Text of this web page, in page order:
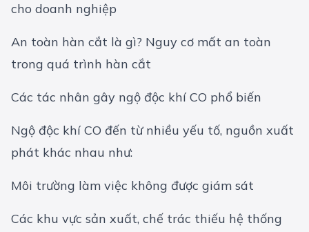
cho doanh nghiệp
An toàn hàn cắt là gì? Nguy cơ mất an toàn
trong quá trình hàn cắt
Các tác nhân gây ngộ độc khí CO phổ biến
Ngộ độc khí CO đến từ nhiều yếu tố, nguồn xuất
phát khác nhau như:
Môi trường làm việc không được giám sát
Các khu vực sản xuất, chế trác thiếu hệ thống